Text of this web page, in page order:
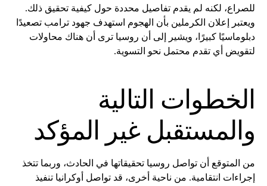
للصراع، لكنه لم يقدم تفاصيل محددة حول كيفية تحقيق ذلك.
ويعتبر إعلان الكرملين بأن الهجوم استهدف جهود ترامب تصعيدًا
دبلوماسيًا كبيرًا، ويشير إلى أن روسيا ترى أن هناك محاولات
لتقويض أي تقدم محتمل نحو التسوية.
الخطوات التالية
والمستقبل غير المؤكد
من المتوقع أن تواصل روسيا تحقيقاتها في الحادث، وربما تتخذ
إجراءات انتقامية. من ناحية أخرى، قد تواصل أوكرانيا تنفيذ